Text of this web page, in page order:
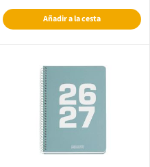
Añadir a la cesta